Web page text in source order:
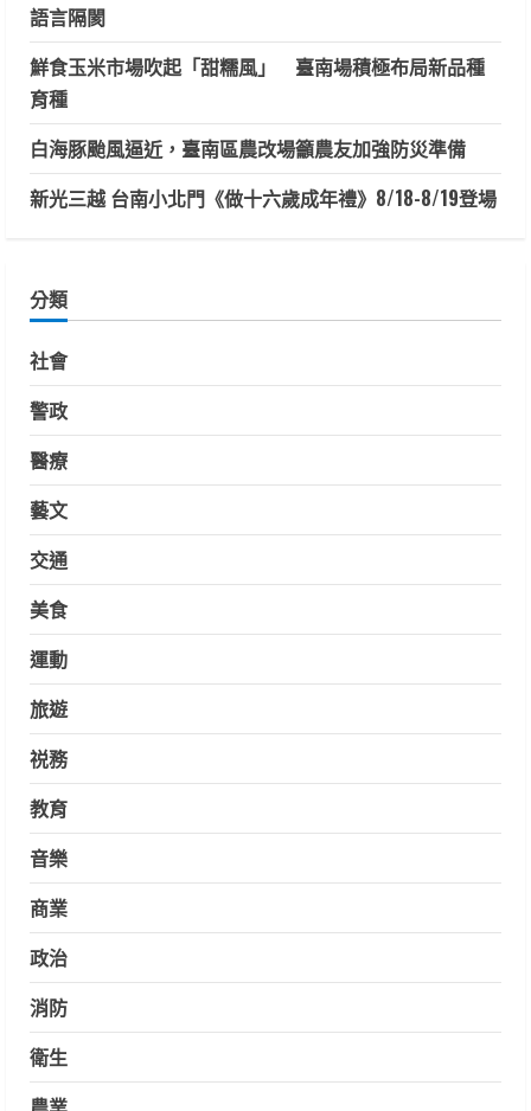
語言隔閡
鮮食玉米市場吹起「甜糯風」 臺南場積極布局新品種
育種
白海豚颱風逼近，臺南區農改場籲農友加強防災準備
新光三越 台南小北門《做十六歲成年禮》8/18-8/19登場
分類
社會
警政
醫療
藝文
交通
美食
運動
旅遊
祱務
教育
音樂
商業
政治
消防
衛生